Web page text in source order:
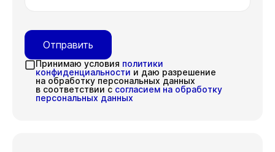
Принимаю условия политики
конфиденциальности и даю разрешение
на обработку персональных данных
в соответствии с согласием на обработку
персональных данных
Отправить